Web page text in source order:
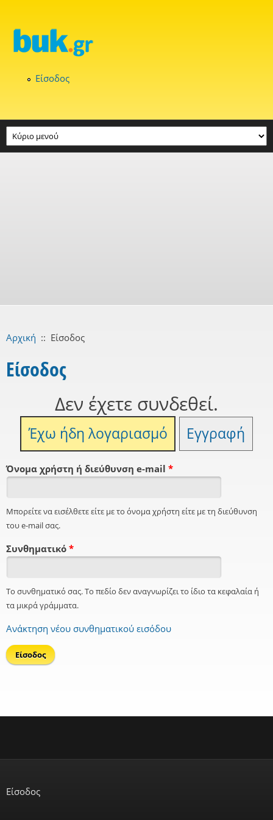
Είσοδος
Αρχική :: Είσοδος
Είσοδος
Δεν έχετε συνδεθεί.
Έχω ήδη λογαριασμό Εγγραφή
Όνομα χρήστη ή διεύθυνση e-mail *
Μπορείτε να εισέλθετε είτε με το όνομα χρήστη είτε με τη διεύθυνση
του e-mail σας.
Συνθηματικό *
Το συνθηματικό σας. Το πεδίο δεν αναγνωρίζει το ίδιο τα κεφαλαία ή
τα μικρά γράμματα.
Ανάκτηση νέου συνθηματικού εισόδου
Είσοδος